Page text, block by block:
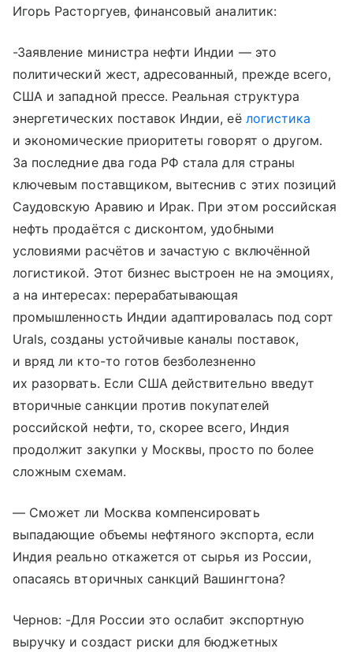
Игорь Расторгуев, финансовый аналитик:
-Заявление министра нефти Индии — это
политический жест, адресованный, прежде всего,
США и западной прессе. Реальная структура
энергетических поставок Индии, её логистика
и экономические приоритеты говорят о другом.
За последние два года РФ стала для страны
ключевым поставщиком, вытеснив с этих позиций
Саудовскую Аравию и Ирак. При этом российская
нефть продаётся с дисконтом, удобными
условиями расчётов и зачастую с включённой
логистикой. Этот бизнес выстроен не на эмоциях,
а на интересах: перерабатывающая
промышленность Индии адаптировалась под сорт
Urals, созданы устойчивые каналы поставок,
и вряд ли кто-то готов безболезненно
их разорвать. Если США действительно введут
вторичные санкции против покупателей
российской нефти, то, скорее всего, Индия
продолжит закупки у Москвы, просто по более
сложным схемам.
— Сможет ли Москва компенсировать
выпадающие объемы нефтяного экспорта, если
Индия реально откажется от сырья из России,
опасаясь вторичных санкций Вашингтона?
Чернов: -Для России это ослабит экспортную
выручку и создаст риски для бюджетных